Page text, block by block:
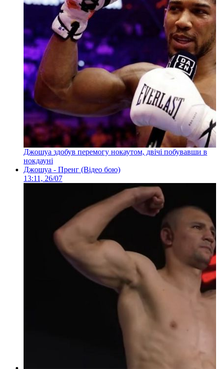
Джошуа здобув перемогу нокаутом, двічі побувавши в
нокдауні
Джошуа - Пренг (Відео бою)
13:11, 26/07